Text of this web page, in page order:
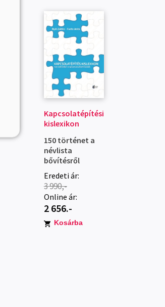
Kapcsolatépítési
kislexikon
150 történet a
névlista
bővítésről
Eredeti ár:
3 990,-
Online ár:
2 656.-
Kosárba